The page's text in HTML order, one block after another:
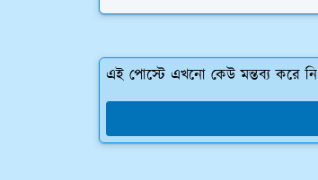
এই পোস্টে এখনো কেউ মন্তব্য করে নি